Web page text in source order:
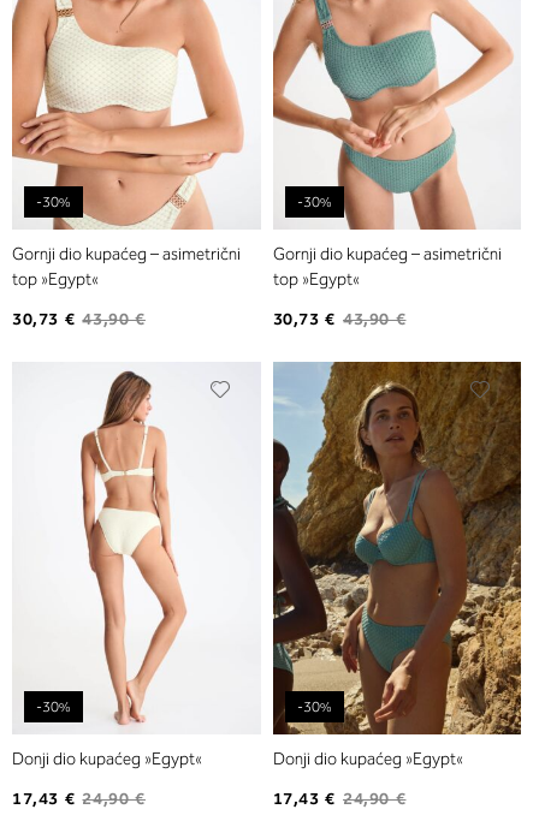
-30%
Gornji dio kupaćeg – asimetrični
top »Egypt«
30,73 € 43,90 €
-30%
Gornji dio kupaćeg – asimetrični
top »Egypt«
30,73 € 43,90 €
-30%
Donji dio kupaćeg »Egypt«
17,43 € 24,90 €
-30%
na
listu
želja
Donji dio kupaćeg »Egypt«
17,43 € 24,90 €